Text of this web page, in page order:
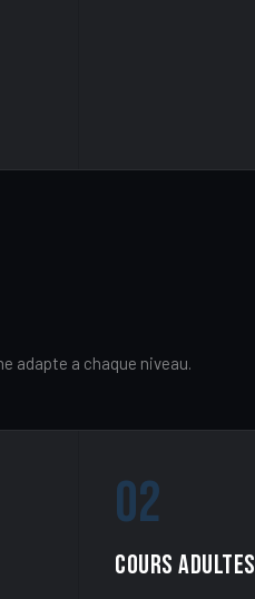
adapte a chaque niveau.
02
Cours Adultes